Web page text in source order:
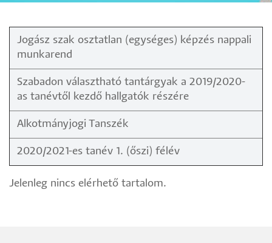
Jogász szak osztatlan (egységes) képzés nappali
munkarend
Szabadon választható tantárgyak a 2019/2020-
as tanévtől kezdő hallgatók részére
Alkotmányjogi Tanszék
2020/2021-es tanév 1. (őszi) félév
Jelenleg nincs elérhető tartalom.